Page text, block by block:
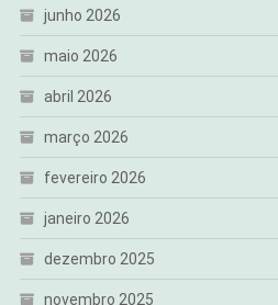
junho 2026
maio 2026
abril 2026
março 2026
fevereiro 2026
janeiro 2026
dezembro 2025
novembro 2025